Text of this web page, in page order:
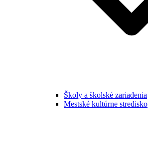
Školy a školské zariadenia
Mestské kultúrne stredisko